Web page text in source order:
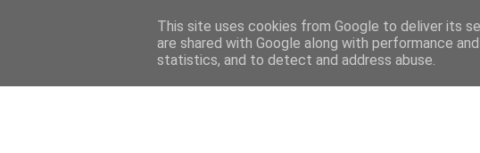
BOXEDVERSION
This site uses cookies from Google to deliver its
are shared with Google along with performance
statistics, and to detect and address abuse.